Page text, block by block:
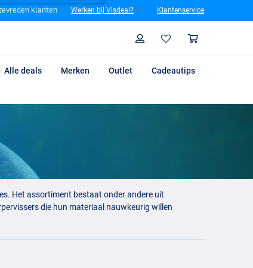
klanten Werken bij Visdeal? Klantenservice
Profiel
Alle deals Merken Outlet
Cadeautips
Het assortiment bestaat onder andere uit
die hun materiaal nauwkeurig willen
plas of een kleinere vijver, goed